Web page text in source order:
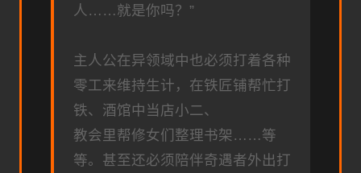
人……就是你吗？”
主人公在异领域中也必须打着各种
零工来维持生计，在铁匠铺帮忙打
铁、酒馆中当店小二、
教会里帮修女们整理书架……等
等。甚至还必须陪伴奇遇者外出打